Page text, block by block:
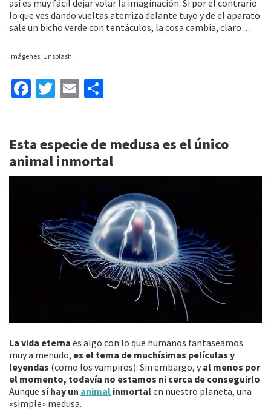
así es muy fácil dejar volar la imaginación. Si por el contrario
lo que ves dando vueltas aterriza delante tuyo y de el aparato
sale un bicho verde con tentáculos, la cosa cambia, claro…
Imágenes; Unsplash
Fa
o
o
T
er
E
l
p
ar
Esta especie de medusa es el único
animal inmortal
La vida eterna es algo con lo que humanos fantaseamos
muy a menudo, es el tema de muchísimas películas y
leyendas (como los vampiros). Sin embargo, y al menos por
el momento, todavía no estamos ni cerca de conseguirlo.
Aunque sí hay un animal inmortalen nuestro planeta, una
«simple» medusa.